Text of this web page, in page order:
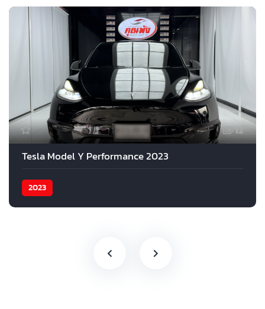
12
Tesla Model Y Performance 2023
2023